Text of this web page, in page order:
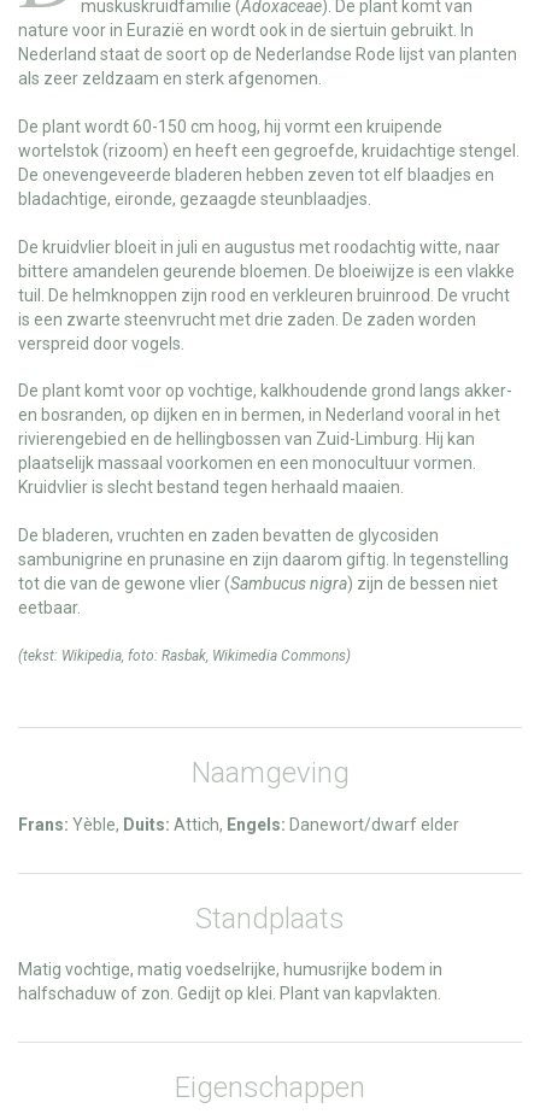
muskuskruidfamilie (Adoxaceae). De plant komt van
nature voor in Eurazië en wordt ook in de siertuin gebruikt. In
Nederland staat de soort op de Nederlandse Rode lijst van planten
als zeer zeldzaam en sterk afgenomen.
De plant wordt 60-150 cm hoog, hij vormt een kruipende
wortelstok (rizoom) en heeft een gegroefde, kruidachtige stengel.
De onevengeveerde bladeren hebben zeven tot elf blaadjes en
bladachtige, eironde, gezaagde steunblaadjes.
De kruidvlier bloeit in juli en augustus met roodachtig witte, naar
bittere amandelen geurende bloemen. De bloeiwijze is een vlakke
tuil. De helmknoppen zijn rood en verkleuren bruinrood. De vrucht
is een zwarte steenvrucht met drie zaden. De zaden worden
verspreid door vogels.
De plant komt voor op vochtige, kalkhoudende grond langs akker-
en bosranden, op dijken en in bermen, in Nederland vooral in het
rivierengebied en de hellingbossen van Zuid-Limburg. Hij kan
plaatselijk massaal voorkomen en een monocultuur vormen.
Kruidvlier is slecht bestand tegen herhaald maaien.
De bladeren, vruchten en zaden bevatten de glycosiden
sambunigrine en prunasine en zijn daarom giftig. In tegenstelling
tot die van de gewone vlier (Sambucus nigra) zijn de bessen niet
eetbaar.
(tekst: Wikipedia, foto: Rasbak, Wikimedia Commons)
Naamgeving
Frans: Yèble, Duits: Attich, Engels: Danewort/dwarf elder
Standplaats
Matig vochtige, matig voedselrijke, humusrijke bodem in
halfschaduw of zon. Gedijt op klei. Plant van kapvlakten.
Eigenschappen